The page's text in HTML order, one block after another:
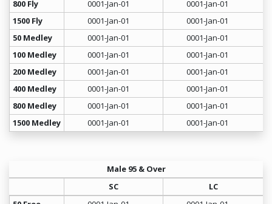
800 Fly
0001-Jan-01
0001-Jan-01
1500 Fly
0001-Jan-01
0001-Jan-01
50 Medley
0001-Jan-01
0001-Jan-01
100 Medley
0001-Jan-01
0001-Jan-01
200 Medley
0001-Jan-01
0001-Jan-01
400 Medley
0001-Jan-01
0001-Jan-01
800 Medley
0001-Jan-01
0001-Jan-01
1500 Medley
0001-Jan-01 0001-Jan-01
Male 95 & Over
SC
LC